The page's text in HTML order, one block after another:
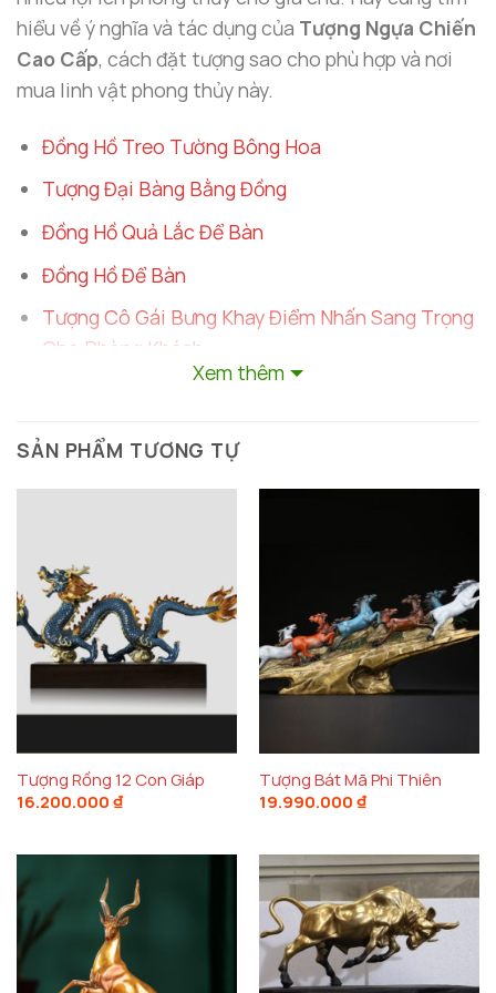
hiểu về ý nghĩa và tác dụng của Tượng Ngựa Chiến
Cao Cấp, cách đặt tượng sao cho phù hợp và nơi
mua linh vật phong thủy này.
Đồng Hồ Treo Tường Bông Hoa
Tượng Đại Bàng Bằng Đồng
Đồng Hồ Quả Lắc Để Bàn
Đồng Hồ Để Bàn
Tượng Cô Gái Bưng Khay Điểm Nhấn Sang Trọng
Cho Phòng Khách
Tượng ngựa chiến cao cấp
Ý Nghĩa Phong Thủy Của Tượng Ngựa Chiến
Xem thêm
SẢN PHẨM TƯƠNG TỰ
Tượng Rồng 12 Con Giáp
16.200.000 ₫
Tượng Bát Mã Phi Thiên
19.990.000 ₫